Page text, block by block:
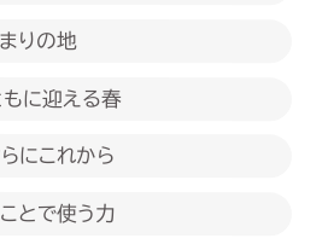
りの地
に迎える春
にこれから
とで使う力